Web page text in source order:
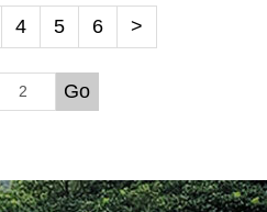
4 5 6 >
Go